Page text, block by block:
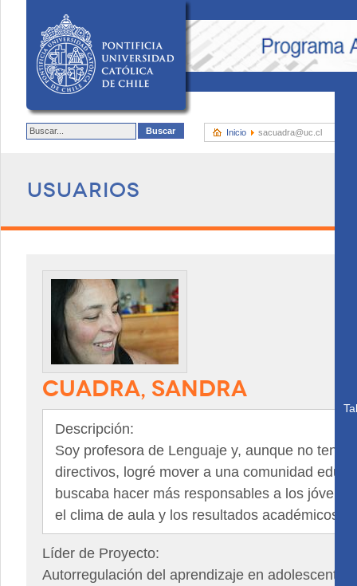
Inicio sacuadra@uc.cl
Usuarios
CUADRA, SANDRA
Descripción:
Soy profesora de Lenguaje y, aunque no
directivos, logré mover a una comunidad
buscaba hacer más responsables a los
el clima de aula y los resultados académicos.
Líder de Proyecto:
Autorregulación del aprendizaje en adolescentes